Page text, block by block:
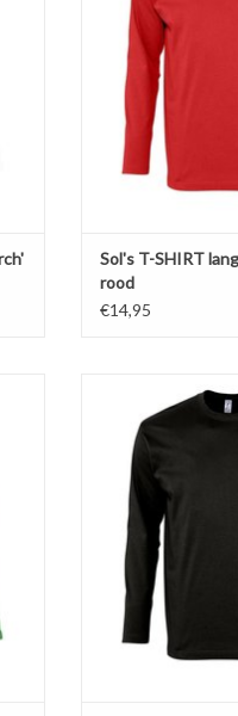
katoen
Versterkte nek-
Dubbele
TOEVOEGEN
Sol's T-SHIRT
rood
€14,95
en
in
Basic zwart t-shirt
ronde hals 'Monarch'
11 kleuren in de
Gemaakt van 100%
katoen
Versterkte nek-
Dubbele
TOEVOEGEN